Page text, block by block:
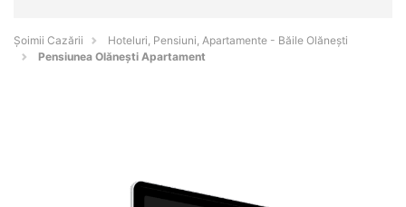
Șoimii Cazării
Hoteluri, Pensiuni, Apartamente - Băile Olăneşti
Pensiunea Olănești Apartament